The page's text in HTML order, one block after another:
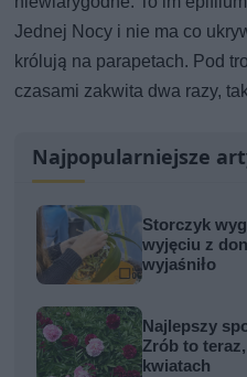
Jednej Nocy i nie ma co
królują na parapetach. Pod
czasami zakwita dwa razy,
Najpopularniejsze
Storczyk
wyjęciu z
wyjaśniło
Najlepszy
Zrób to
kwiatach